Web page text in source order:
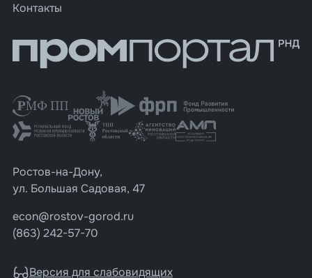
Контакты
Ростов-на-Дону,
ул. Большая Садовая, 47
econ@rostov-gorod.ru
(863) 242-57-70
Версия для слабовидящих